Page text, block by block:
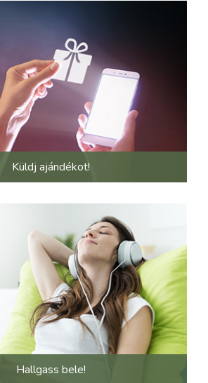
Küldj ajándékot!
Hallgass bele!